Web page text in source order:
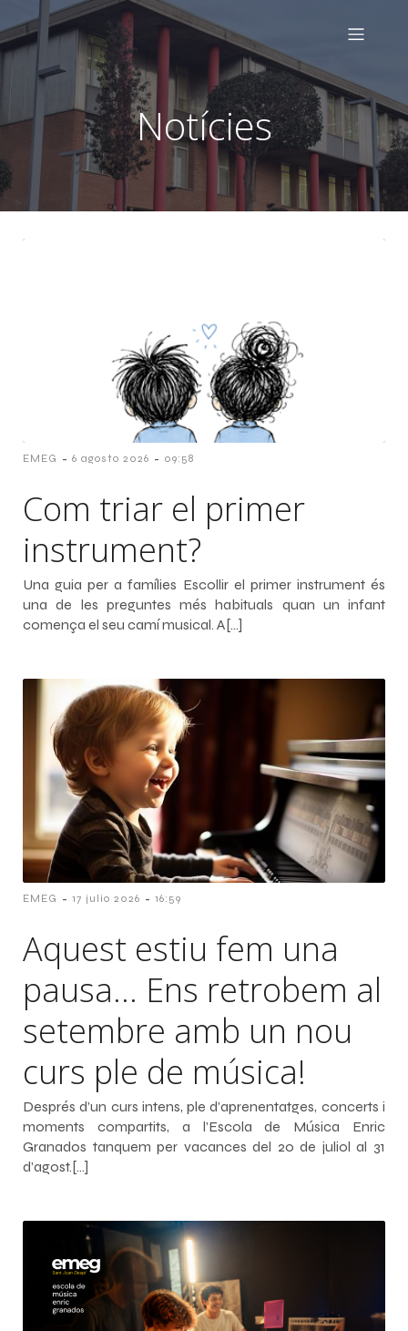
Notícies
EMEG - 6 agosto 2026 - 09:58
Com triar el primer
instrument?
Una guia per a famílies Escollir el primer instrument és
una de les preguntes més habituals quan un infant
comença el seu camí musical. A[…]
EMEG - 17 julio 2026 - 16:59
Aquest estiu fem una
pausa… Ens retrobem al
setembre amb un nou
curs ple de música!
Després d’un curs intens, ple d’aprenentatges, concerts i
moments compartits, a l’Escola de Música Enric
Granados tanquem per vacances del 20 de juliol al 31
d’agost.[…]